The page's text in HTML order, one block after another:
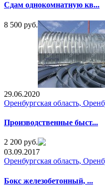
Сдам однокомнатную кв...
8 500 руб.
29.06.2020
Оренбургская область,
Производственные быст...
2 200 руб.
03.09.2017
Оренбургская область,
Бокс железобетонный, ...